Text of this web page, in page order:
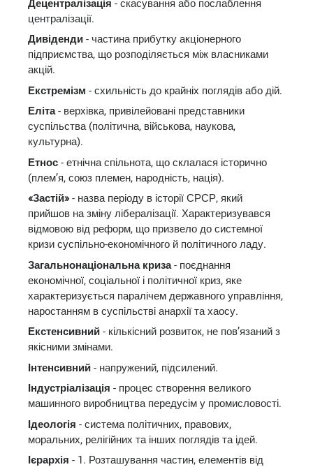
Децентралізація - скасування або послаблення
централізації.
Дивіденди - частина прибутку акціонерного
підприємства, що розподіляється між власниками
акцій.
Екстремізм - схильність до крайніх поглядів або дій.
Еліта- верхівка, привілейовані представники
суспільства (політична, військова, наукова,
культурна).
Етнос - етнічна спільнота, що склалася історично
(плем’я, союз племен, народність, нація).
«Застій» - назва періоду в історії СРСР, який
прийшов на зміну лібералізації. Характеризувався
відмовою від реформ, що призвело до системної
кризи суспільно-економічного й політичного ладу.
Загальнонаціональна криза- поєднання
економічної, соціальної і політичної криз, яке
характеризується паралічем державного управління,
наростанням в суспільстві анархії та хаосу.
Екстенсивний - кількісний розвиток, не пов’язаний з
якісними змінами.
Інтенсивний - напружений, підсилений.
Індустріалізація - процес створення великого
машинного виробництва передусім у промисловості.
Ідеологія - система політичних, правових,
моральних, релігійних та інших поглядів та ідей.
Ієрархія - 1. Розташування частин, елементів від